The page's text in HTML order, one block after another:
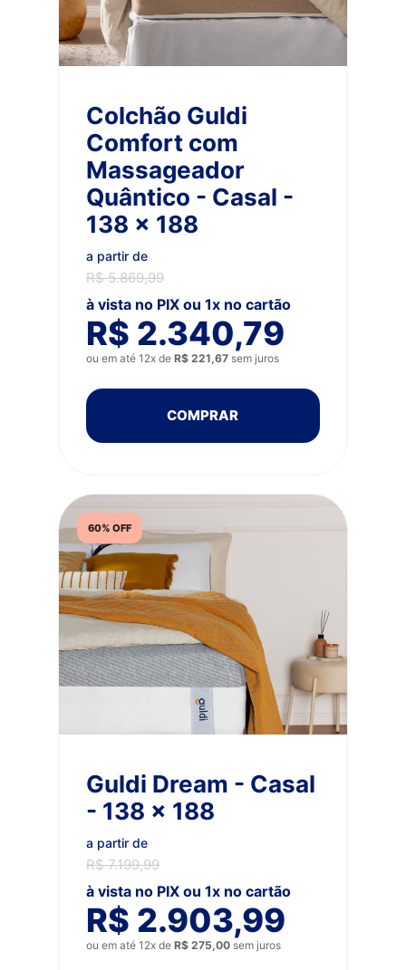
Colchão Guldi
Comfort com
Massageador
Quântico - Casal -
138 x 188
a partir de
R$ 5.869,99
à vista no PIX ou 1x no cartão
R$ 2.340,79
ou em até 12x de R$ 221,67sem juros
COMPRAR
60% OFF
Guldi Dream - Casal
- 138 x 188
a partir de
R$ 7.199,99
à vista no PIX ou 1x no cartão
R$ 2.903,99
ou em até 12x de R$ 275,00sem juros